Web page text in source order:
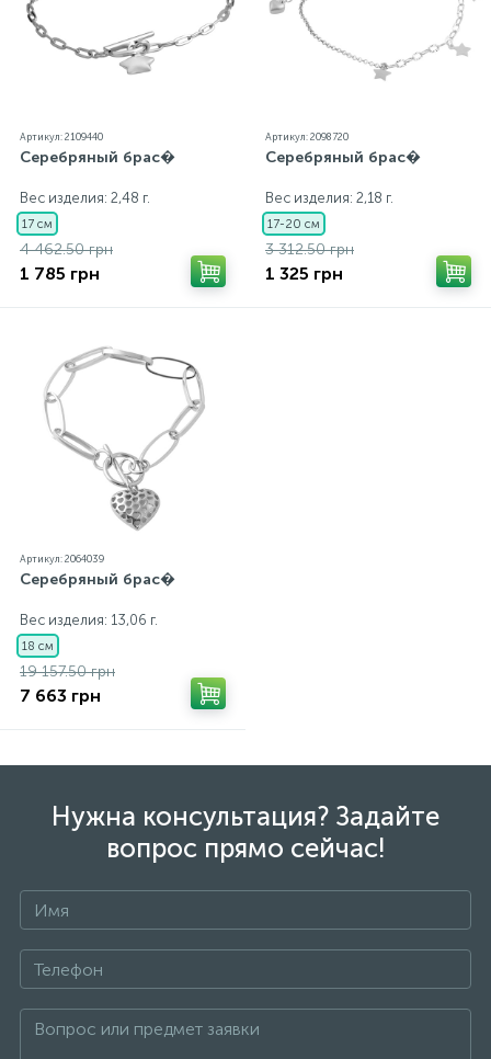
Артикул: 2109440
Серебряный брас�
Вес изделия: 2,48 г.
17 см
4 462.50 грн
1 785 грн
Артикул: 2098720
Серебряный брас�
Вес изделия: 2,18 г.
17-20 см
3 312.50 грн
1 325 грн
Артикул: 2064039
Серебряный брас�
Вес изделия: 13,06 г.
18 см
19 157.50 грн
7 663 грн
Нужна консультация? Задайте
вопрос прямо сейчас!